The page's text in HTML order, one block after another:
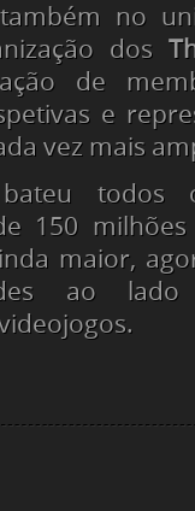
no
dos
de
e
vez mais
todos
150
maior,
ao